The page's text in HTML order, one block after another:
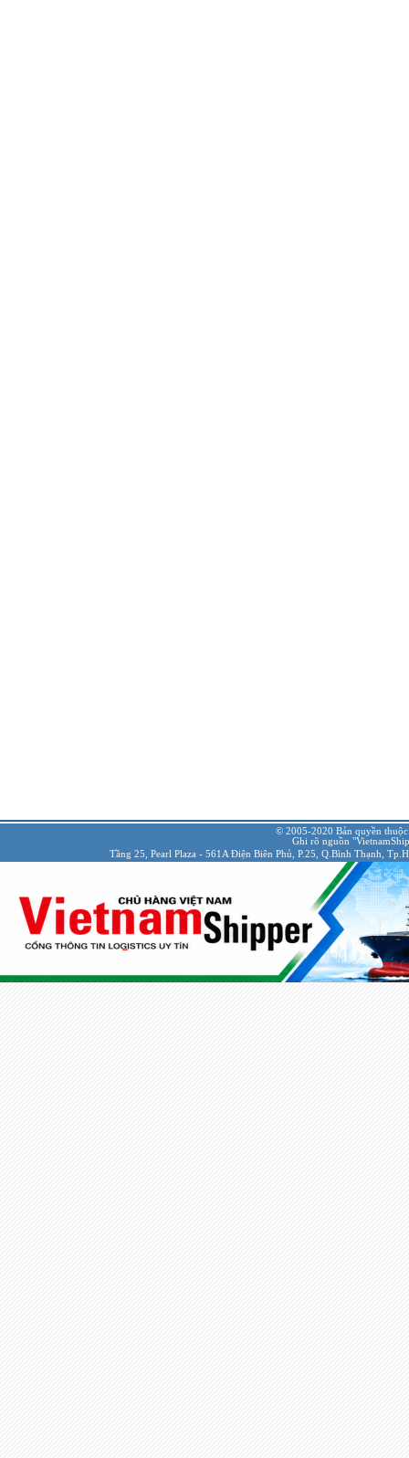
© 2005-2020 Bản quyền
Ghi rõ nguồn
Tầng 25, Pearl Plaza - 561A Điện Biên Phủ, P.25, Q.Bình Thạnh,